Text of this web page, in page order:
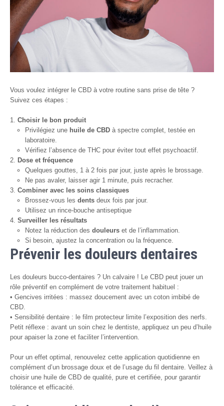
Vous voulez intégrer le CBD à votre routine sans prise de tête ?
Suivez ces étapes :
Choisir le bon produit
Privilégiez une huile de CBD à spectre complet, testée en
laboratoire.
Vérifiez l’absence de THC pour éviter tout effet psychoactif.
Dose et fréquence
Quelques gouttes, 1 à 2 fois par jour, juste après le brossage.
Ne pas avaler, laisser agir 1 minute, puis recracher.
Combiner avec les soins classiques
Brossez-vous les dents deux fois par jour.
Utilisez un rince-bouche antiseptique
Surveiller les résultats
Notez la réduction des douleurs et de l’inflammation.
Si besoin, ajustez la concentration ou la fréquence.
Prévenir les douleurs dentaires
Les douleurs bucco-dentaires ? Un calvaire ! Le CBD peut jouer un
rôle préventif en complément de votre traitement habituel :
• Gencives irritées : massez doucement avec un coton imbibé de
CBD.
• Sensibilité dentaire : le film protecteur limite l’exposition des nerfs.
Petit réflexe : avant un soin chez le dentiste, appliquez un peu d’huile
pour apaiser la zone et faciliter l’intervention.
Pour un effet optimal, renouvelez cette application quotidienne en
complément d’un brossage doux et de l’usage du fil dentaire. Veillez à
choisir une huile de CBD de qualité, pure et certifiée, pour garantir
tolérance et efficacité.